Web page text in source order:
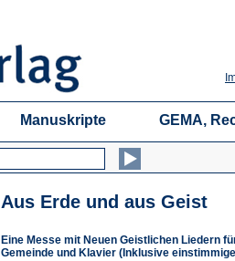
Manuskripte GEMA,
Aus Erde und aus Geist
Eine Messe mit Neuen Geistlichen Liedern
Gemeinde und Klavier (Inklusive